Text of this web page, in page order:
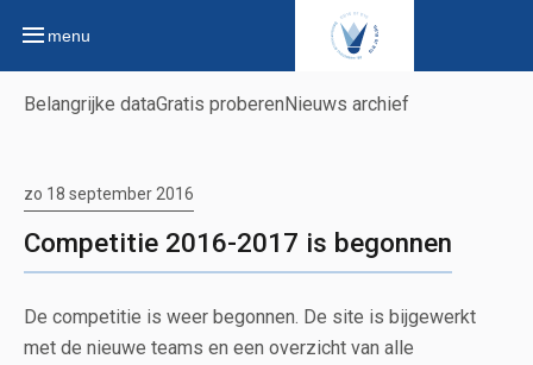
menu
Belangrijke dataGratis proberen Nieuws archief
zo 18 september 2016
Competitie 2016-2017 is begonnen
De competitie is weer begonnen. De site is bijgewerkt
met de nieuwe teams en een overzicht van alle